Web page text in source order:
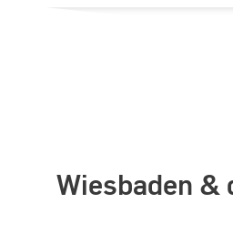
Wiesbaden &